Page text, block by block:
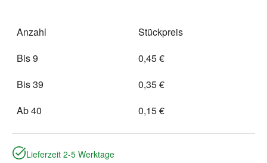
Anzahl
Stückpreis
Bis9
0,45 €
Bis39
0,35 €
Ab40 0,15 €
Lieferzeit 2-5 Werktage